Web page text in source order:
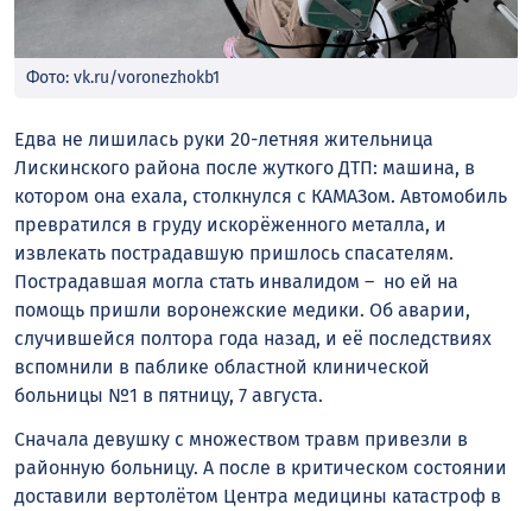
Фото: vk.ru/voronezhokb1
Едва не лишилась руки 20-летняя жительница
Лискинского района после жуткого ДТП: машина, в
котором она ехала, столкнулся с КАМАЗом. Автомобиль
превратился в груду искорёженного металла, и
извлекать пострадавшую пришлось спасателям.
Пострадавшая могла стать инвалидом – но ей на
помощь пришли воронежские медики. Об аварии,
случившейся полтора года назад, и её последствиях
вспомнили в паблике областной клинической
больницы №1 в пятницу, 7 августа.
Сначала девушку с множеством травм привезли в
районную больницу. А после в критическом состоянии
доставили вертолётом Центра медицины катастроф в